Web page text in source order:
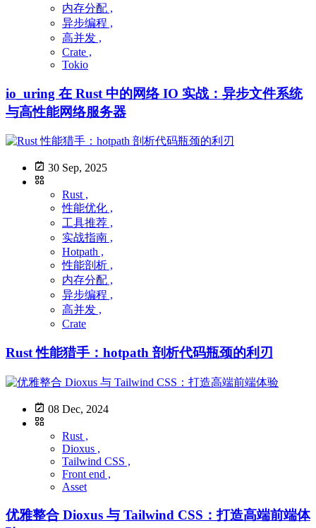
内存分配 ,
异步编程 ,
高并发 ,
Crate ,
Tokio
io_uring 在 Rust 中的网络 IO 实战：异步文件系统
与高性能网络服务器
30 Sep, 2025
Rust ,
性能优化 ,
工具推荐 ,
实战指南 ,
Hotpath ,
性能剖析 ,
内存分配 ,
异步编程 ,
高并发 ,
Crate
Rust 性能猎手：hotpath 剖析代码瓶颈的利刃
08 Dec, 2024
Rust ,
Dioxus ,
Tailwind CSS ,
Front end ,
Asset
优雅整合 Dioxus 与 Tailwind CSS：打造高端前端体